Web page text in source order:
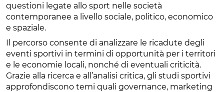
questioni legate allo sport nelle società
contemporanee a livello sociale, politico, economico
e spaziale.
Il percorso consente di analizzare le ricadute degli
eventi sportivi in termini di opportunità per i territori
e le economie locali, nonché di eventuali criticità.
Grazie alla ricerca e all’analisi critica, gli studi sportivi
approfondiscono temi quali governance, marketing